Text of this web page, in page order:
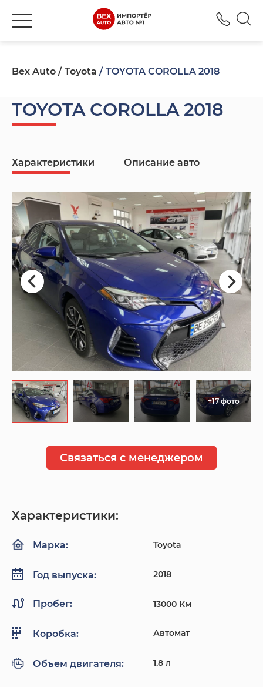
Bex Auto Toyota TOYOTA COROLLA 2018
TOYOTA COROLLA 2018
Характеристики Описание авто
+17 фото
Связаться с менеджером
Характеристики:
Марка: Toyota
Год выпуска: 2018
Пробег: 13000 Км
Коробка: Автомат
Объем двигателя: 1.8 л